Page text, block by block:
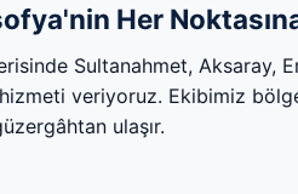
Her Noktasına
Sultanahmet, Aksaray,
veriyoruz. Ekibimiz
ulaşır.